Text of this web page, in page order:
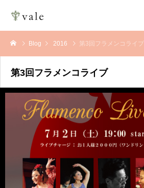
Blog 2016 第3回フラメンコライブ
第3回フラメンコライブ